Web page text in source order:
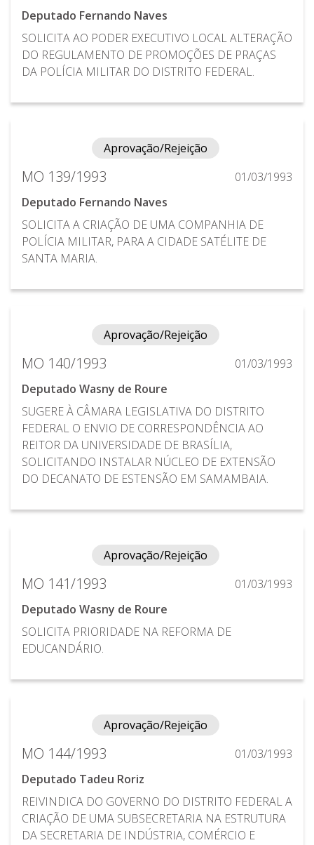
Deputado Fernando Naves
SOLICITA AO PODER EXECUTIVO LOCAL ALTERAÇÃO
DO REGULAMENTO DE PROMOÇÕES DE PRAÇAS
DA POLÍCIA MILITAR DO DISTRITO FEDERAL.
Aprovação/Rejeição
MO 139/1993
01/03/1993
Deputado Fernando Naves
SOLICITA A CRIAÇÃO DE UMA COMPANHIA DE
POLÍCIA MILITAR, PARA A CIDADE SATÉLITE DE
SANTA MARIA.
Aprovação/Rejeição
MO 140/1993
01/03/1993
Deputado Wasny de Roure
SUGERE À CÂMARA LEGISLATIVA DO DISTRITO
FEDERAL O ENVIO DE CORRESPONDÊNCIA AO
REITOR DA UNIVERSIDADE DE BRASÍLIA,
SOLICITANDO INSTALAR NÚCLEO DE EXTENSÃO
DO DECANATO DE ESTENSÃO EM SAMAMBAIA.
Aprovação/Rejeição
MO 141/1993
01/03/1993
Deputado Wasny de Roure
SOLICITA PRIORIDADE NA REFORMA DE
EDUCANDÁRIO.
Aprovação/Rejeição
MO 144/1993
01/03/1993
Deputado Tadeu Roriz
REIVINDICA DO GOVERNO DO DISTRITO FEDERAL A
CRIAÇÃO DE UMA SUBSECRETARIA NA ESTRUTURA
DA SECRETARIA DE INDÚSTRIA, COMÉRCIO E